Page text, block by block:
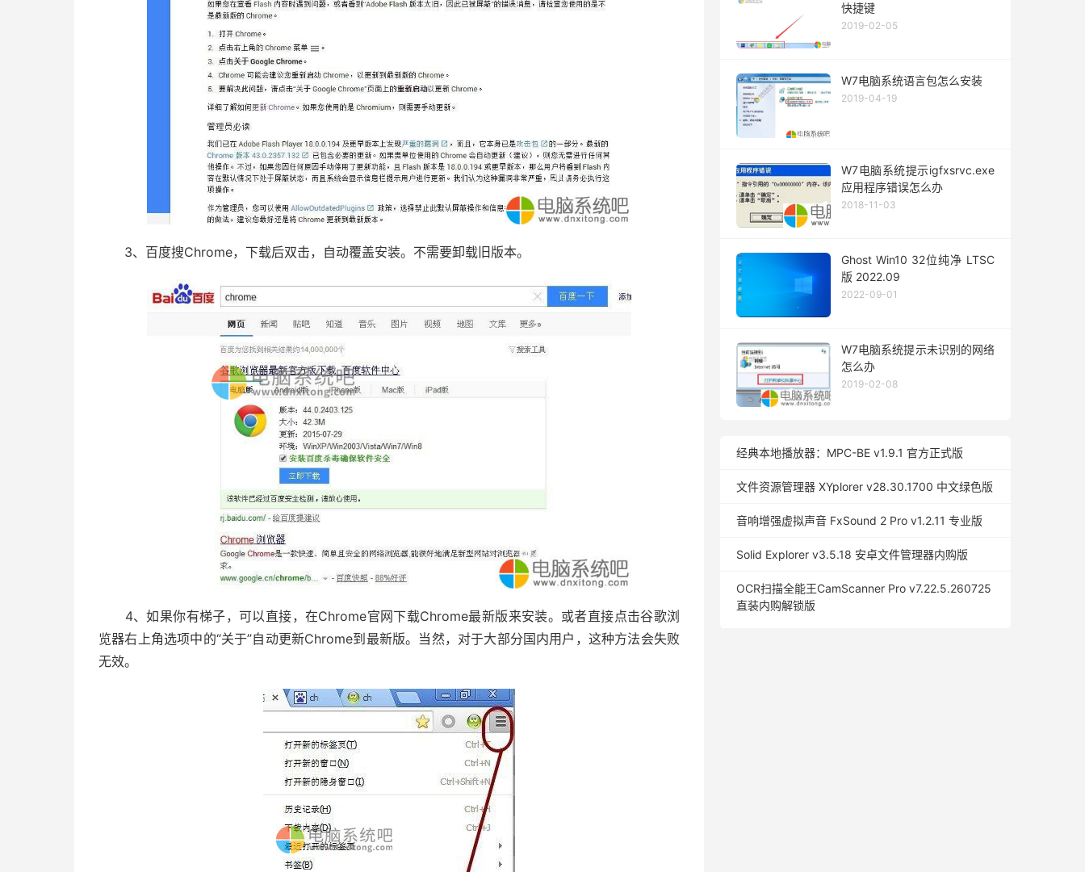
3、百度搜Chrome，下载后双击，自动覆盖安装。不需要卸载旧版本。
4、如果你有梯子，可以直接，在Chrome官网下载Chrome最新版来安装。或者直接点击谷歌浏
览器右上角选项中的“关于”自动更新Chrome到最新版。当然，对于大部分国内用户，这种方法会失败
无效。
快捷键
2019-02-05
W7电脑系统语言包怎么安装
2019-04-19
W7电脑系统提示igfxsrvc.exe
应用程序错误怎么办
2018-11-03
Ghost Win10 32位纯净 LTSC
版 2022.09
2022-09-01
W7电脑系统提示未识别的网络
怎么办
2019-02-08
经典本地播放器：MPC-BE v1.9.1 官方正式版
文件资源管理器 XYplorer v28.30.1700 中文绿色版
音响增强虚拟声音 FxSound 2 Pro v1.2.11 专业版
Solid Explorer v3.5.18 安卓文件管理器内购版
OCR扫描全能王CamScanner Pro v7.22.5.260725
直装内购解锁版